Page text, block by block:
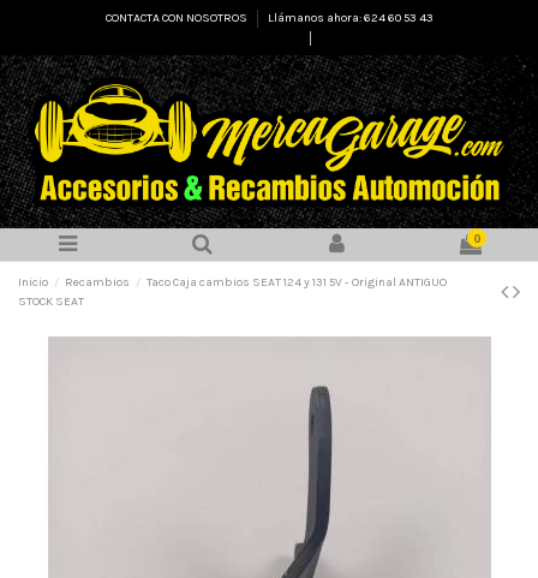
CONTACTA CON NOSOTROS
Llámanos ahora: 624 60 53 43
0
Inicio Recambios
Taco Caja cambios SEAT 124 y 131 5V - Original ANTIGUO
STOCK SEAT